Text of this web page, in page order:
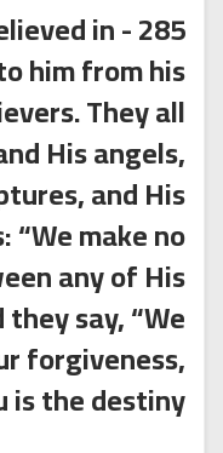
in
him from his
They all
His angels,
and His
“We make no
any of His
say, “We
forgiveness,
the destiny.”